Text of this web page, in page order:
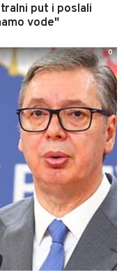
put i poslali
vode"
0